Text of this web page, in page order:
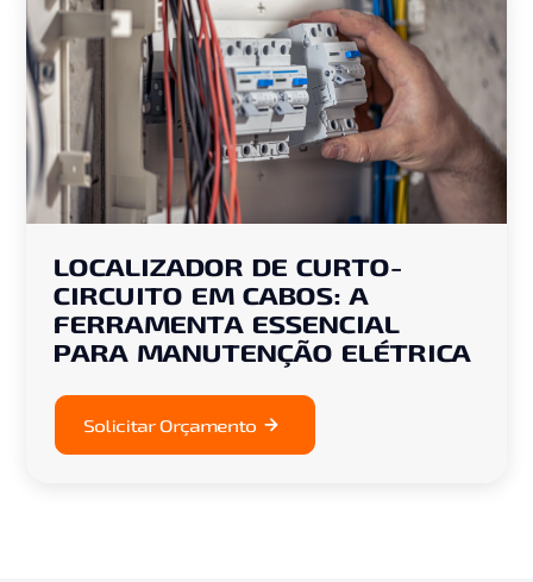
LOCALIZADOR DE CURTO-
CIRCUITO EM CABOS: A
FERRAMENTA ESSENCIAL
PARA MANUTENÇÃO ELÉTRICA
Solicitar Orçamento